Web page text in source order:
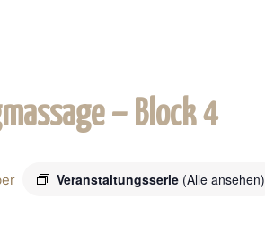
– Block 4
Veranstaltungsserie (Alle ansehen)